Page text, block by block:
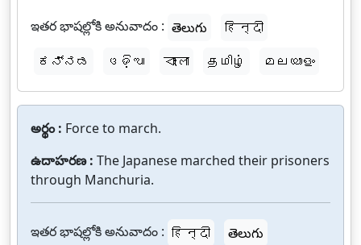
ఇతర భాషల్లోకి అనువాదం : తెలుగు
हिन्दी
ಕನ್ನಡ
ଓଡ଼ିଆ বাংলা தமிழ் മലയാളം
అర్థం : Force to march.
ఉదాహరణ : The Japanese marched their prisoners
through Manchuria.
ఇతర భాషల్లోకి అనువాదం : हिन्दी తెలుగు